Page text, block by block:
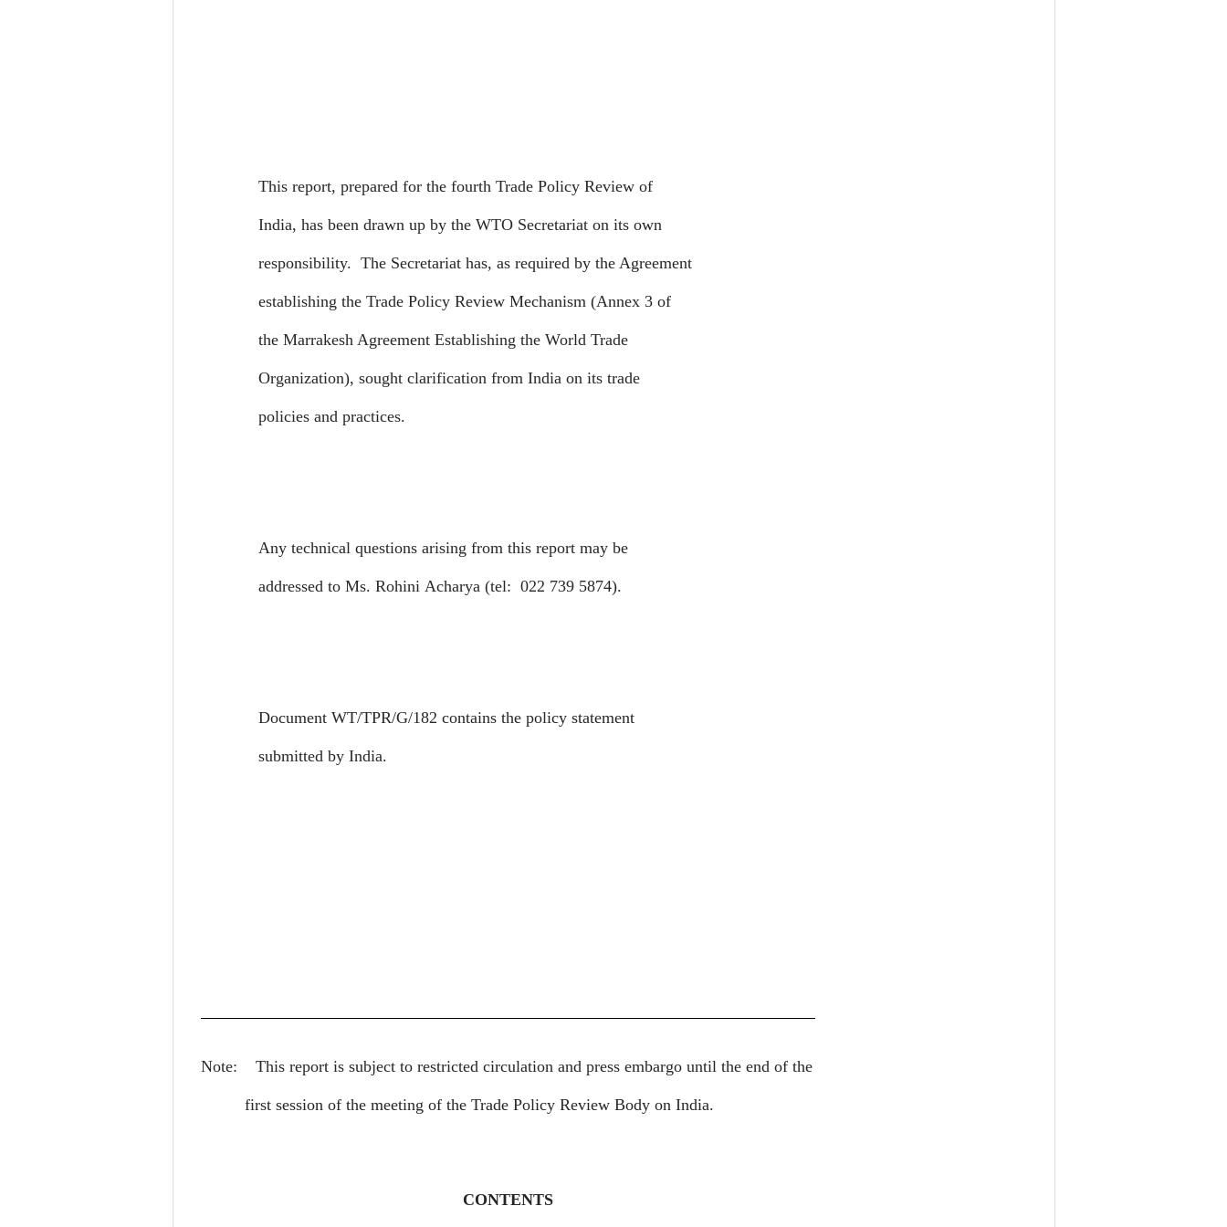
This report, prepared for the fourth Trade Policy Review of
India, has been drawn up by the WTO Secretariat on its own
responsibility. The Secretariat has, as required by the Agreement
establishing the Trade Policy Review Mechanism (Annex 3 of
the Marrakesh Agreement Establishing the World Trade
Organization), sought clarification fromIndia on its trade
policies and practices.
Any technical questions arising from this report may be
addressed to Ms. Rohini Acharya (tel: 022 739 5874).
Document WT/TPR/G/182 contains the policy statement
submitted byIndia.
Note: This report is subject to restricted circulation and press embargo until the end of the
first session of the meeting of the Trade Policy Review Body on India.
CONTENTS